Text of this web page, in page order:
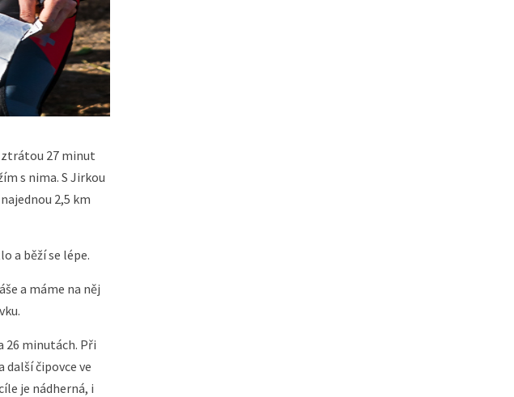
ztrátou 27 minut
s nima. S Jirkou
2,5 km
a běží se lépe.
a máme na něj
26 minutách. Při
další čipovce ve
je nádherná, i